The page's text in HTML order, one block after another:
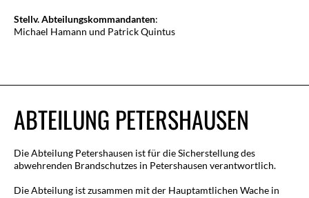
Stellv. Abteilungskommandanten:
Michael Hamann und Patrick Quintus
ABTEILUNG PETERSHAUSEN
Die Abteilung Petershausen ist für die Sicherstellung des
abwehrenden Brandschutzes in Petershausen verantwortlich.
Die Abteilung ist zusammen mit der Hauptamtlichen Wache in